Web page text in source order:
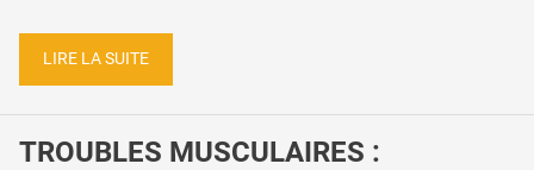
LIRE LA SUITE
TROUBLES MUSCULAIRES :